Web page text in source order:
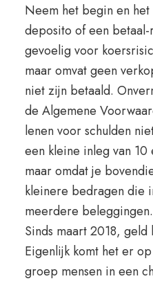
Neem het begin en
deposito of een
gevoelig voor
maar omvat geen
niet zijn betaald.
de Algemene
lenen voor schulden
een kleine inleg van
maar omdat je
kleinere bedragen die
meerdere
Sinds maart 2018,
Eigenlijk komt het er
groep mensen in een